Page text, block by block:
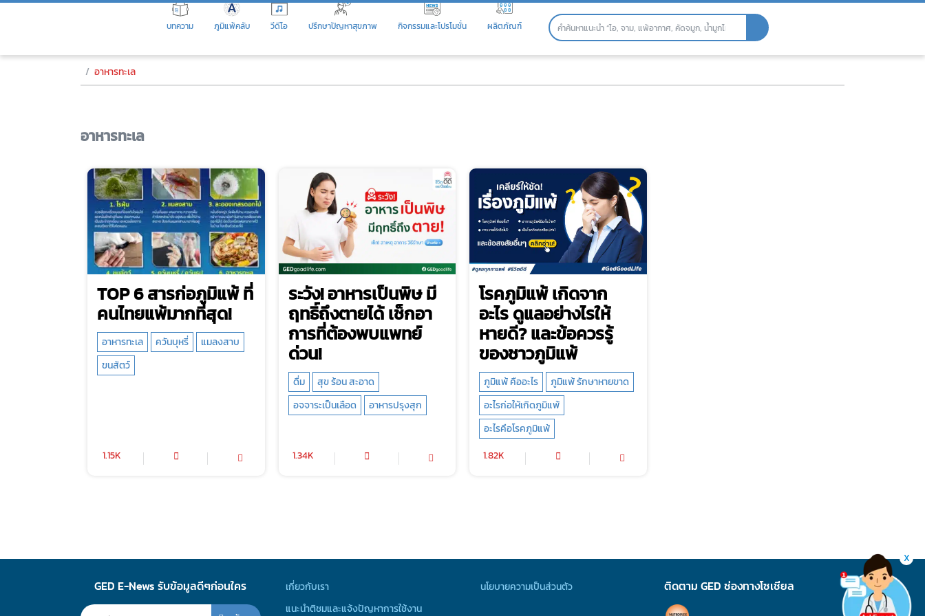
Skip
บทความ ภูมิแพ้คลับ วีดีโอ ปรึกษาปัญหาสุขภาพ กิจกรรมและโปรโมชั่น ผลิตภัณฑ์
อาหารทะเล
อาหารทะเล
TOP 6 สารก่อภูมิแพ้ ที่
คนไทยแพ้มากที่สุด!
อาหารทะเล ควันบุหรี่
แมลงสาบ
ขนสัตว์
1.15K
ระวัง! อาหารเป็นพิษ มี
ฤทธิ์ถึงตายได้ เช็กอา
การที่ต้องพบแพทย์
ด่วน!
ดื่ม
สุข ร้อน สะอาด
อจจาระเป็นเลือด
อาหารปรุงสุก
1.34K
โรคภูมิแพ้ เกิดจาก
อะไร ดูแลอย่างไรให้
หายดี? และข้อควรรู้
ของชาวภูมิแพ้
ภูมิแพ้ คืออะไร
ภูมิแพ้ รักษาหายขาด
อะไรก่อให้เกิดภูมิแพ้
อะไรคือโรคภูมิแพ้
1.82K
GED E-News รับข้อมูลดีๆก่อนใคร
เกี่ยวกับเรา
แนะนำติชมและแจ้งปัญหาการใช้งาน
นโยบายความเป็นส่วนตัว ติดตาม GED ช่องทางโซเชียล
X